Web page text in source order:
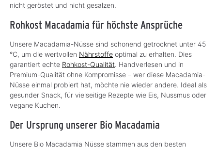
nicht geröstet und nicht gesalzen.
Rohkost Macadamia für höchste Ansprüche
Unsere Macadamia-Nüsse sind schonend getrocknet unter 45
°C, um die wertvollen Nährstoffe optimal zu erhalten. Dies
garantiert echte Rohkost-Qualität. Handverlesen und in
Premium-Qualität ohne Kompromisse – wer diese Macadamia-
Nüsse einmal probiert hat, möchte nie wieder andere. Ideal als
gesunder Snack, für vielseitige Rezepte wie Eis, Nussmus oder
vegane Kuchen.
Der Ursprung unserer Bio Macadamia
Unsere Bio Macadamia Nüsse stammen aus den besten